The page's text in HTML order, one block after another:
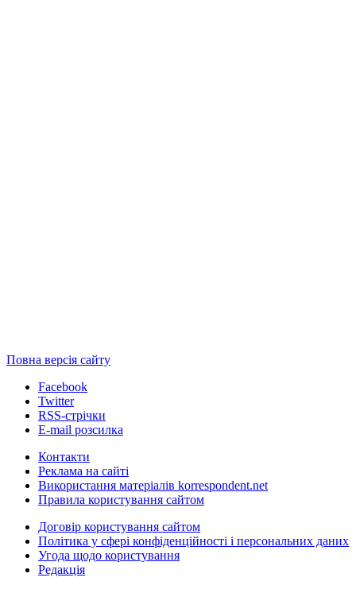
Повна версія сайту
Facebook
Twitter
RSS-стрічки
E-mail розсилка
Контакти
Реклама на сайті
Використання матеріалів korrespondent.net
Правила користування сайтом
Договір користування сайтом
Політика у сфері конфіденційності і персональних даних
Угода щодо користування
Редакція